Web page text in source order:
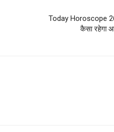
Today Horoscope
कैसा रहेगा